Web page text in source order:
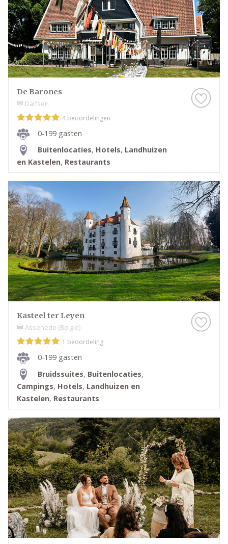
De Barones
Dalfsen
4 beoordelingen
0-199 gasten
Buitenlocaties, Hotels, Landhuizen
en Kastelen, Restaurants
Kasteel ter Leyen
Assenede (België)
1 beoordeling
0-199 gasten
Bruidssuites, Buitenlocaties,
Campings, Hotels, Landhuizen en
Kastelen, Restaurants